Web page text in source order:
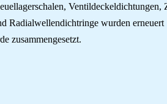
Radialwellendichtringe wurden erneuert
zusammengesetzt.